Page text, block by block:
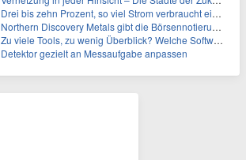
Drei bis zehn Prozent, so viel Strom verbraucht ein Aufzug im Gebäude
Northern Discovery Metals gibt die Börsennotierung an der Frankfurter Wertpapierbörse bekannt
Zu viele Tools, zu wenig Überblick? Welche Software IT-Dienstleister wirklich brauchen
Detektor gezielt an Messaufgabe anpassen